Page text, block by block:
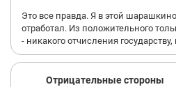
Это все правда. Я в этой
отработал. Из положительного
- никакого отчисления
Отрицательные стороны